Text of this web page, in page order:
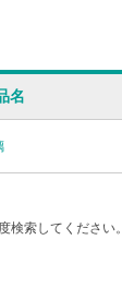
名
検索してください。